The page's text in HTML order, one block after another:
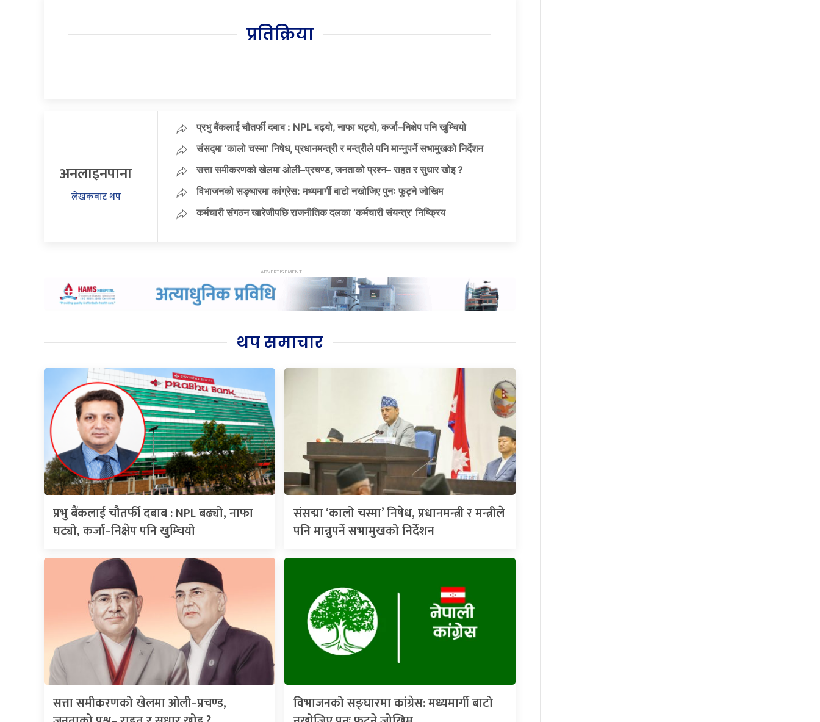
प्रतिक्रिया
अनलाइनपाना
लेखकबाट थप
प्रभु बैंकलाई चौतर्फी दबाब : NPL बढ्यो, नाफा घट्यो, कर्जा–निक्षेप पनि खुम्चियो
संसद्मा ‘कालो चस्मा’ निषेध, प्रधानमन्त्री र मन्त्रीले पनि मान्नुपर्ने सभामुखको निर्देशन
सत्ता समीकरणको खेलमा ओली–प्रचण्ड, जनताको प्रश्न– राहत र सुधार खोइ ?
विभाजनको सङ्घारमा कांग्रेस: मध्यमार्गी बाटो नखोजिए पुनः फुट्ने जोखिम
कर्मचारी संगठन खारेजीपछि राजनीतिक दलका ‘कर्मचारी संयन्त्र’ निष्क्रिय
थप समाचार
प्रभु बैंकलाई चौतर्फी दबाब : NPL बढ्यो, नाफा
घट्यो, कर्जा–निक्षेप पनि खुम्चियो
संसद्मा ‘कालो चस्मा’ निषेध, प्रधानमन्त्री र मन्त्रीले
पनि मान्नुपर्ने सभामुखको निर्देशन
सत्ता समीकरणको खेलमा ओली–प्रचण्ड,
विभाजनको सङ्घारमा कांग्रेस: मध्यमार्गी बाटो